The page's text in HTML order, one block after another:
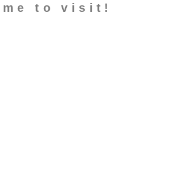
to visit!